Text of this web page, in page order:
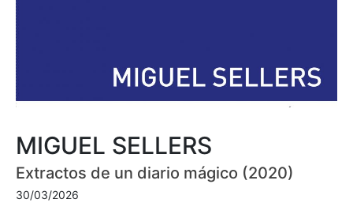
MIGUEL SELLERS
Extractos de un diario mágico (2020)
30/03/2026